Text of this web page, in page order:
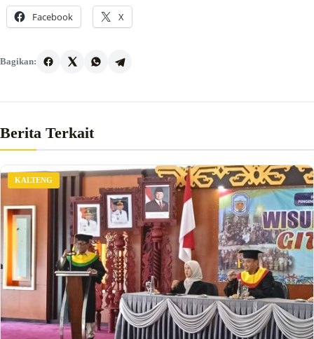
Facebook X
Bagikan:
Berita Terkait
KALTENG